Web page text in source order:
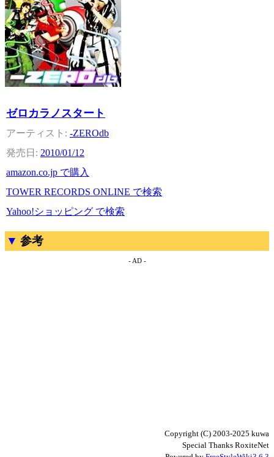
ゼロカラノスタート
-ZEROdb
2010/01/12
amazon.co.jp で購入
TOWER RECORDS ONLINE で検索
Yahoo!ショッピング で検索
参考
- AD -
Copyright (C) 2003-2025 kuwa
Special Thanks RoxiteNet